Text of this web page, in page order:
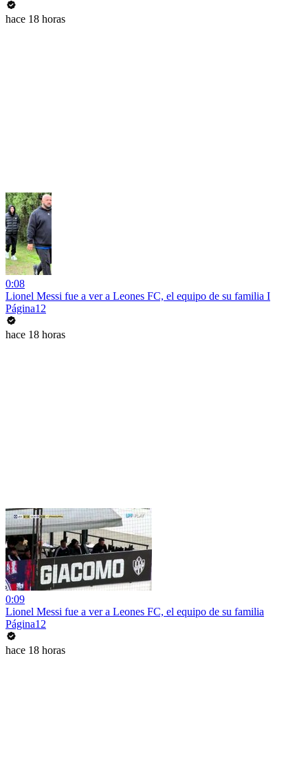
hace 18 horas
0:08
Lionel Messi fue a ver a Leones FC, el equipo de su familia I
Página12
hace 18 horas
0:09
Lionel Messi fue a ver a Leones FC, el equipo de su familia
Página12
hace 18 horas